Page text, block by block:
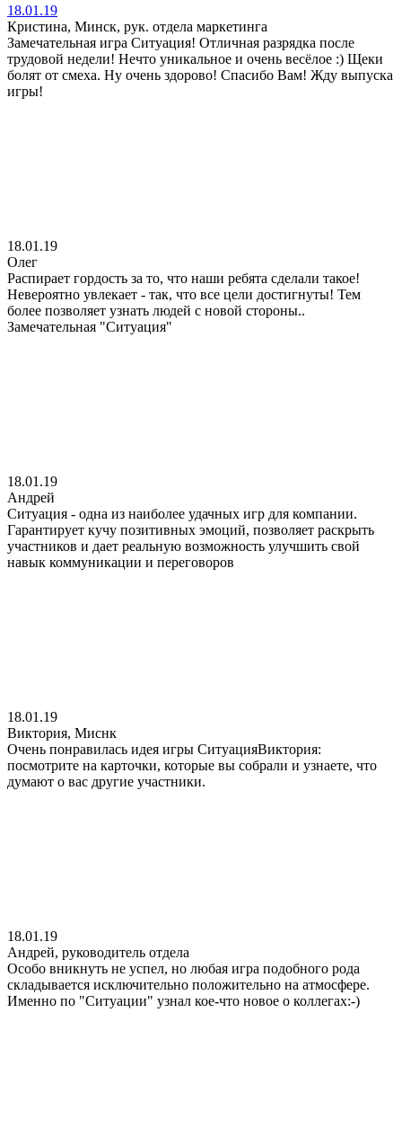
18.01.19
Кристина, Минск, рук. отдела маркетинга
Замечательная игра Ситуация! Отличная разрядка после
трудовой недели! Нечто уникальное и очень весёлое :) Щеки
болят от смеха. Ну очень здорово! Спасибо Вам! Жду выпуска
игры!
18.01.19
Олег
Распирает гордость за то, что наши ребята сделали такое!
Невероятно увлекает - так, что все цели достигнуты! Тем
более позволяет узнать людей с новой стороны..
Замечательная "Ситуация"
18.01.19
Андрей
Ситуация - одна из наиболее удачных игр для компании.
Гарантирует кучу позитивных эмоций, позволяет раскрыть
участников и дает реальную возможность улучшить свой
навык коммуникации и переговоров
18.01.19
Виктория, Миснк
Очень понравилась идея игры СитуацияВиктория:
посмотрите на карточки, которые вы собрали и узнаете, что
думают о вас другие участники.
18.01.19
Андрей, руководитель отдела
Особо вникнуть не успел, но любая игра подобного рода
складывается исключительно положительно на атмосфере.
Именно по "Ситуации" узнал кое-что новое о коллегах:-)